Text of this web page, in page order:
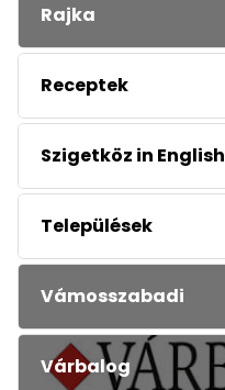
Rajka
Receptek
Szigetköz in English
Települések
Vámosszabadi
Várbalog